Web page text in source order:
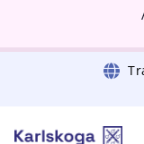
Gå till innehåll